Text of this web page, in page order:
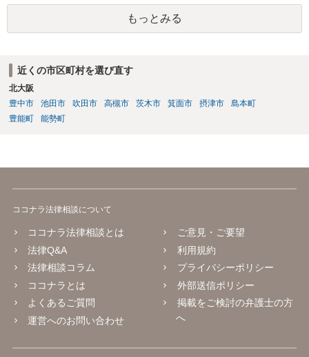
もっとみる
近くの市区町村を選び直す
北大阪
豊中市
池田市 吹田市 高槻市 茨木市 箕面市 摂津市
島本町
豊能町
能勢町
ココナラ法律相談について
ココナラ法律相談とは
法律Q&A
法律相談コラム
ココナラとは
よくあるご質問
運営へのお問い合わせ
ご意見・ご要望
利用規約
プライバシーポリシー
外部送信ポリシー
掲載をご検討の弁護士の方
へ